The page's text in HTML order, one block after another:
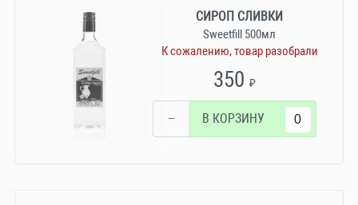
СИРОП СЛИВКИ
Sweetfill 500мл
К сожалению, товар разобрали
350₽
− В КОРЗИНУ